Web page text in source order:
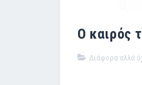
Ο καιρός
Διάφορα αλλά